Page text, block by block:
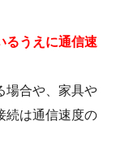
るうえに通信速
場合や、家具や
続は通信速度の